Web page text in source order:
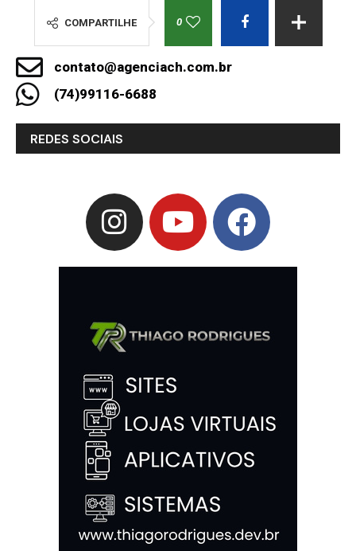
COMPARTILHE 0
contato@agenciach.com.br
(74)99116-6688
REDES SOCIAIS